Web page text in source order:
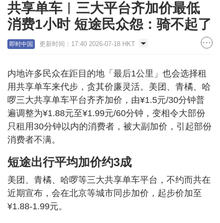
共享单车︱三大平台齐加价最低
消费1小时 短途民众怨：骑不起了
即时中国 更新时间：17:40 2026-07-18 HKT
内地许多民众在距目的地「最后1公里」也会选择租
用共享单车来代步，贪其价廉灵活。美团、青橘、哈
啰三大共享单车平台齐齐加价，由¥1.5元/30分钟普
遍调整为¥1.88元至¥1.99元/60分钟，变相令大部份
只租用30分钟以内的消费者，被大副加价，引起部份
消费者不满。
短途出行平均加价约3成
美团、青橘、哈啰等三大共享单车平台，不约而共在
近期宣布，会在北京等城市同步加价，起步价加至
¥1.88-1.99元。